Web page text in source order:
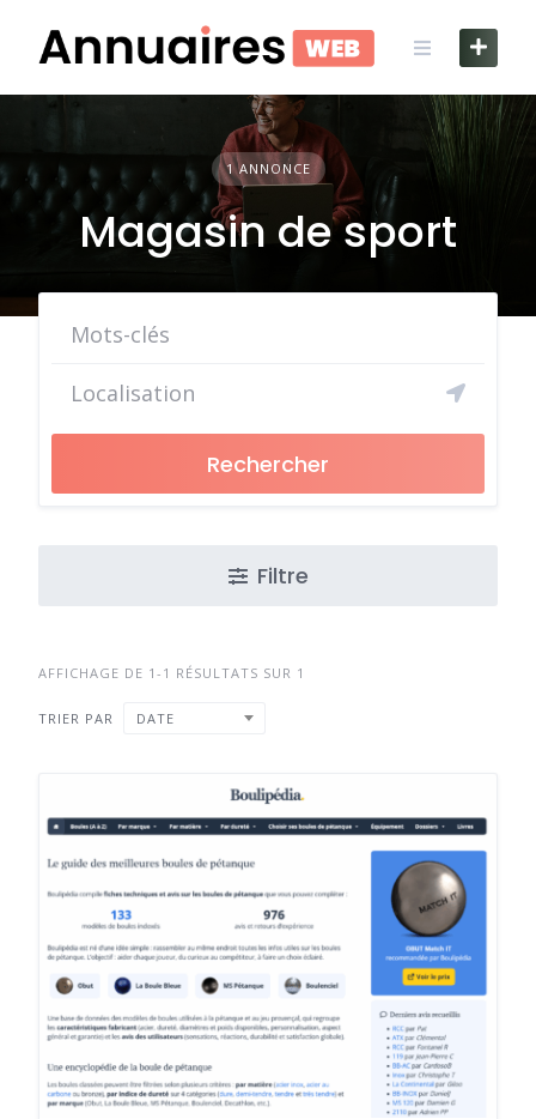
content
1 ANNONCE
Magasin de sport
Rechercher
Filtre
AFFICHAGE DE 1-1 RÉSULTATS SUR 1
TRIER PAR DATE